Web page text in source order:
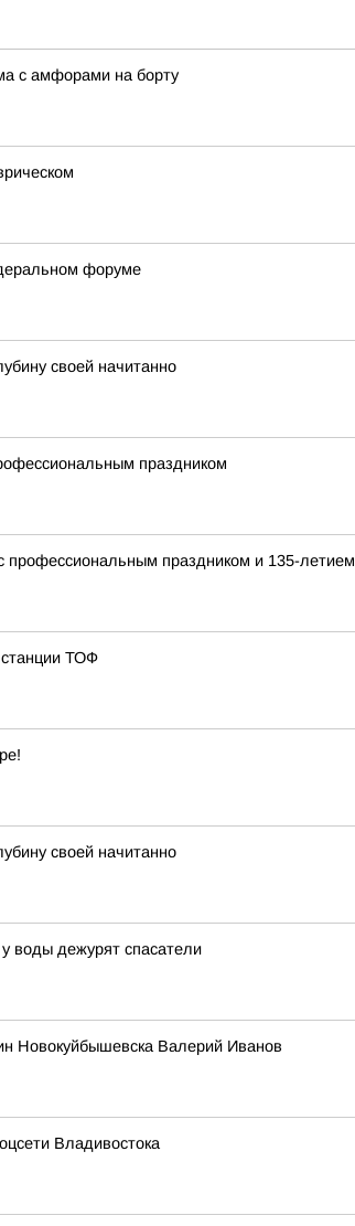
с амфорами на борту
форуме
своей начитанно
праздником
профессиональным праздником и 135-летием
станции ТОФ
своей начитанно
воды дежурят спасатели
Новокуйбышевска Валерий Иванов
Владивостока